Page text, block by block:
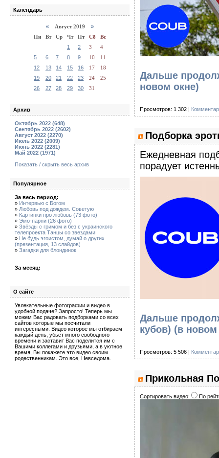
Календарь
« Август 2019 »
Пн
Вт Ср Чт Пт Сб
Вс
1
2 3
4
5
6 7 8 9 10
11
12
13 14 15 16 17
18
19
20 21 22 23 24
25
26
27 28 29 30 31
Архив
Октябрь 2022 (648)
Сентябрь 2022 (2602)
Август 2022 (2270)
Июль 2022 (2009)
Июнь 2022 (2281)
Май 2022 (1971)
Показать / скрыть весь архив
Популярное
За весь период:
» Интервью с Богом
» Любовь под дождем. Советую
» Картинки про любовь (73 фото)
» Эмо-парни (26 фото)
» Звёзды с гримом и без с украинского
телепроекта Танцы со звездами
» Не будь эгоистом, думай о других
(презентация, 13 слайдов)
» Загадки для блондинок
За месяц:
О сайте
Увлекательные фотографии и видео в
удобной подаче? Запросто! Теперь мы
можем Вас радовать подборками со всех
сайтов которые мы посчитали
интересными. Видео которое мы отбираем
каждый день, убьет много свободного
времени и заставит Вас поделится им с
Вашими коллегами и друзьями, а в уютное
время, Вы покажете это видео своим
родественникам. Это все, Невседома.
Дальше
новом окне)
Просмотров: 1 302 |
Подборка
Eжедневная
порадует
Дальше
кубов) (в новом
Просмотров: 5 506 |
Прикольная
Сортировать видео: По